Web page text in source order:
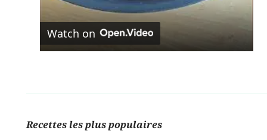
Watch on
Recettes les plus populaires